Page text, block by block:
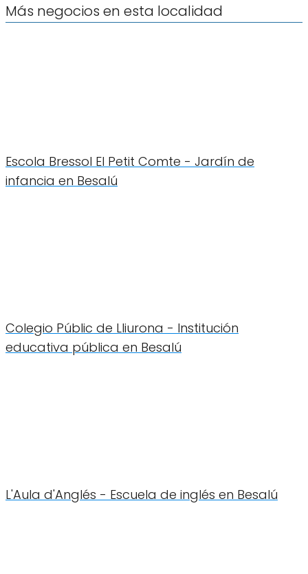
Más negocios en esta localidad
Escola Bressol El Petit Comte - Jardín de
infancia en Besalú
Colegio Públic de Lliurona - Institución
educativa pública en Besalú
L'Aula d'Anglés - Escuela de inglés en Besalú